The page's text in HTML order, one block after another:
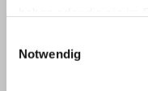
Notwendig